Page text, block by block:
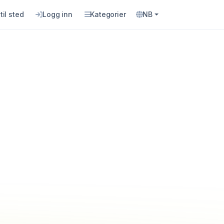
sted Logg inn Kategorier NB